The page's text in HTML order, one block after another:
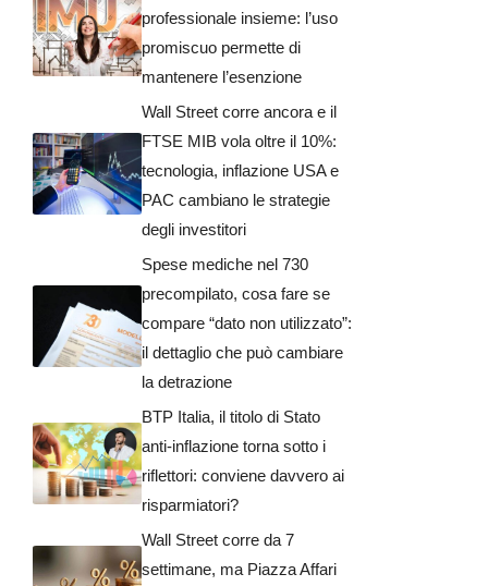
professionale insieme: l’uso
promiscuo permette di
mantenere l’esenzione
Wall Street corre ancora e il
FTSE MIB vola oltre il 10%:
tecnologia, inflazione USA e
PAC cambiano le strategie
degli investitori
Spese mediche nel 730
precompilato, cosa fare se
compare “dato non utilizzato”:
il dettaglio che può cambiare
la detrazione
BTP Italia, il titolo di Stato
anti-inflazione torna sotto i
riflettori: conviene davvero ai
risparmiatori?
Wall Street corre da 7
settimane, ma Piazza Affari